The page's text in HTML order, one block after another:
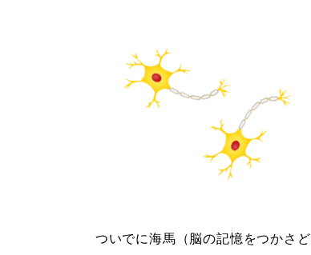
ついでに海馬（脳の記憶をつかさど